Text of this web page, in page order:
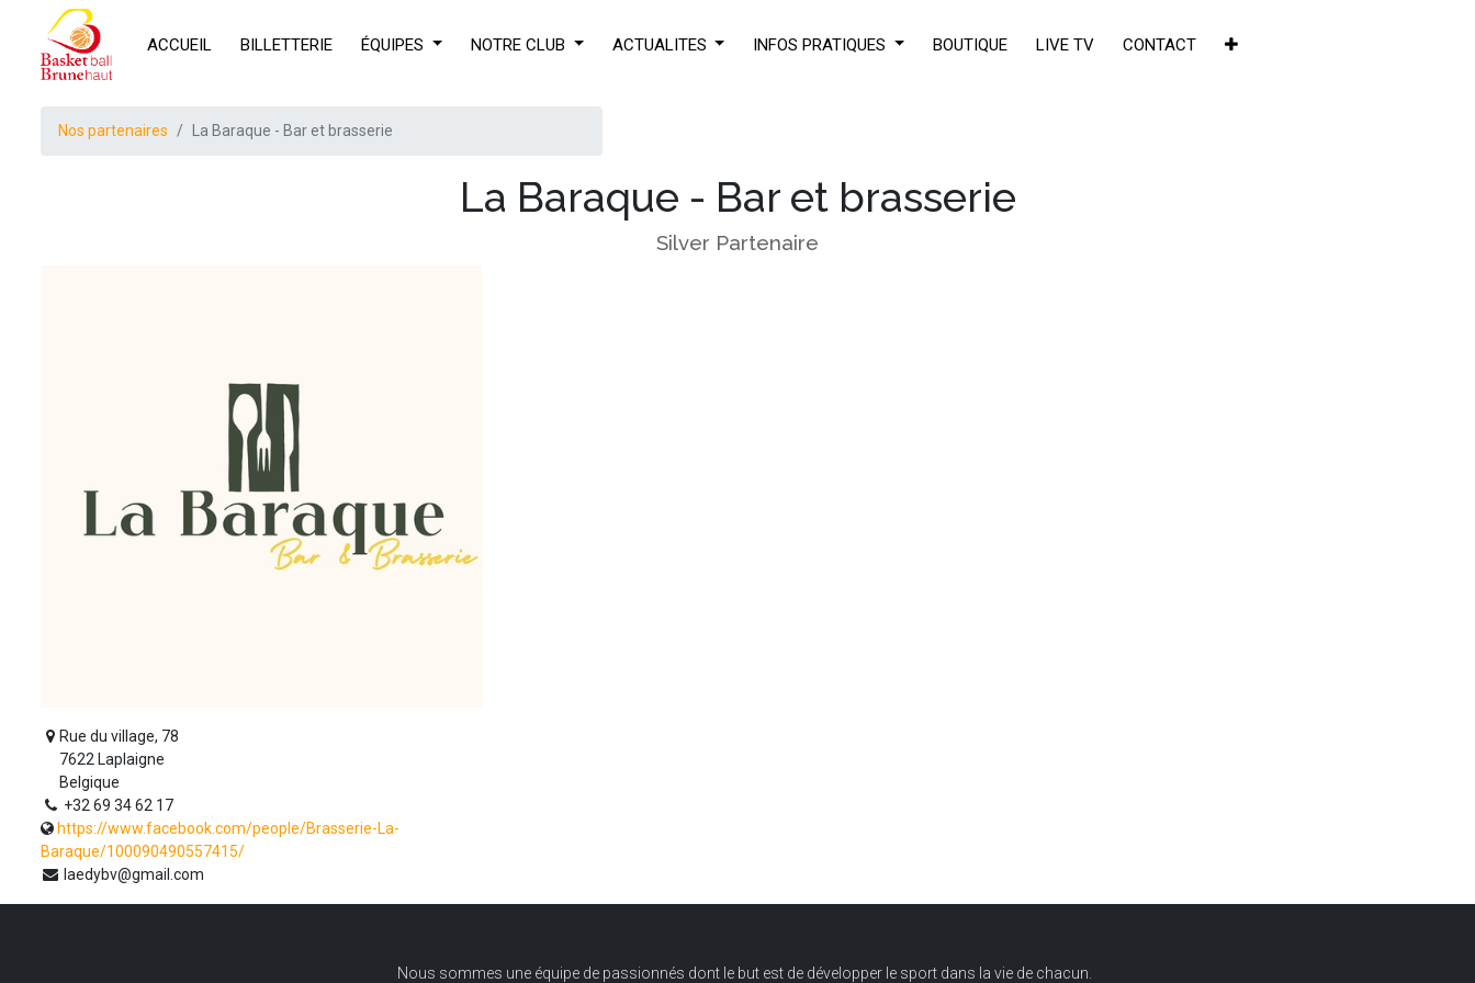
ACCUEIL BILLETTERIE ÉQUIPES NOTRE CLUB ACTUALITES INFOS PRATIQUES BOUTIQUE LIVE TV CONTACT
Nos partenaires La Baraque - Bar et brasserie
La Baraque - Bar et brasserie
Silver Partenaire
Rue du village, 78
7622 Laplaigne
Belgique
+32 69 34 62 17
https://www.facebook.com/people/Brasserie-La-
Baraque/100090490557415/
laedybv@gmail.com
Nous sommes une équipe de passionnés dont le but est de développer le sport dans la vie de chacun.